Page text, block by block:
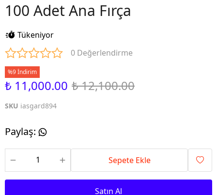
100 Adet Ana Fırça
Tükeniyor
0 Değerlendirme
%9 İndirim
₺ 11,000.00 ₺ 12,100.00
SKU iasgard894
Paylaş:
Sepete Ekle
Satın Al